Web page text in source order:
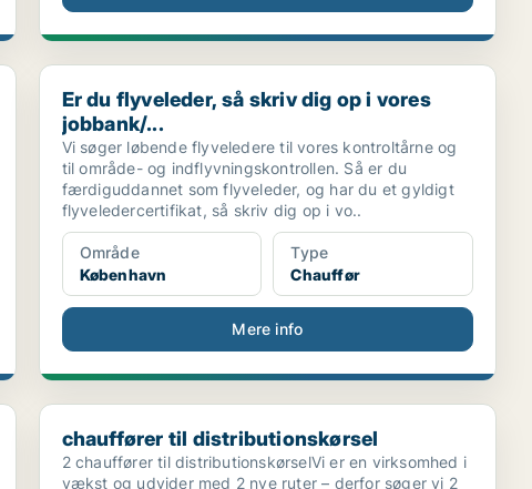
Er du flyveleder, så skriv dig op i vores jobbank/...
Er du flyveleder, så skriv dig op i vores
jobbank/...
Vi søger løbende flyveledere til vores kontroltårne og
til område- og indflyvningskontrollen. Så er du
færdiguddannet som flyveleder, og har du et gyldigt
flyveledercertifikat, så skriv dig op i vo..
Område
København
Type
Chauffør
Mere info
chauffører til distributionskørsel
chauffører til distributionskørsel
2 chauffører til distributionskørselVi er en virksomhed i
vækst og udvider med 2 nye ruter – derfor søger vi 2